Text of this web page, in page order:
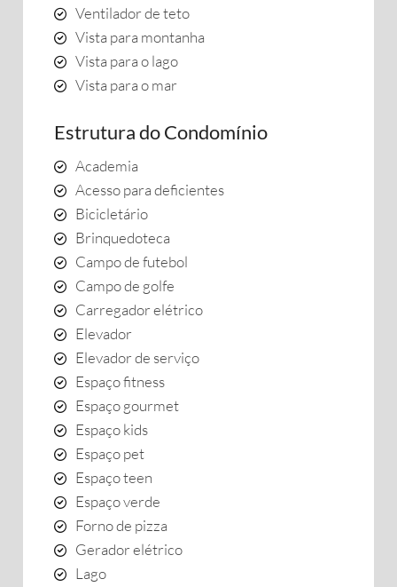
Ventilador de teto
Vista para montanha
Vista para o lago
Vista para o mar
Estrutura do Condomínio
Academia
Acesso para deficientes
Bicicletário
Brinquedoteca
Campo de futebol
Campo de golfe
Carregador elétrico
Elevador
Elevador de serviço
Espaço fitness
Espaço gourmet
Espaço kids
Espaço pet
Espaço teen
Espaço verde
Forno de pizza
Gerador elétrico
Lago